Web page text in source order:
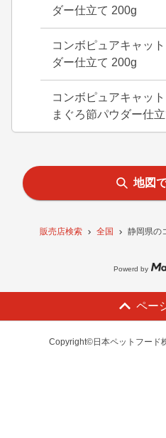
販売店検索 全国 静岡県の
ダー仕立て 200g
コンボピュアキャッ
ダー仕立て 200g
コンボピュアキャッ
まぐろ節パウダー仕
地図
Powerd by
ペー
Copyright©日本ペットフード